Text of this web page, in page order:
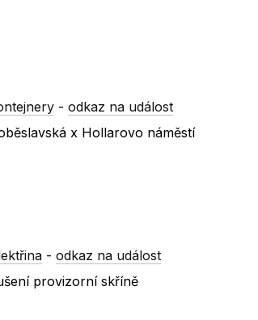
-odkaz na událost
x Hollarovo náměstí
-odkaz na událost
provizorní skříně